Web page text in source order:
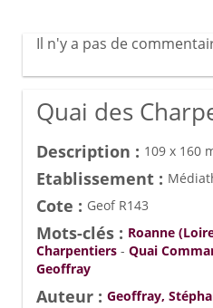
Il n'y a pas de
Quai des
Description : 109 x 160
Etablissement :
Cote : Geof R143
Mots-clés : Roanne
Charpentiers - Quai
Geoffray
Auteur : Geoffray,